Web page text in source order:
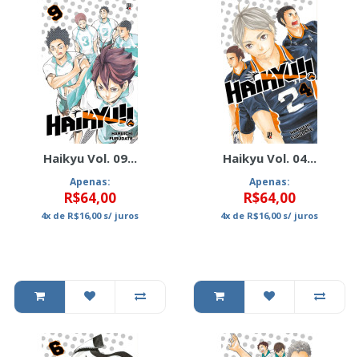
Haikyu Vol. 09...
Apenas:
R$64,00
4x de R$16,00s/ juros
Haikyu Vol. 04...
Apenas:
R$64,00
4x de R$16,00s/ juros